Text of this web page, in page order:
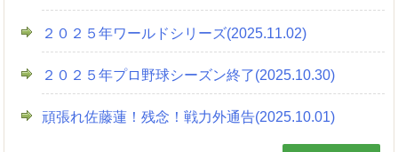
２０２５年ワールドシリーズ(2025.11.02)
２０２５年プロ野球シーズン終了(2025.10.30)
頑張れ佐藤蓮！残念！戦力外通告(2025.10.01)